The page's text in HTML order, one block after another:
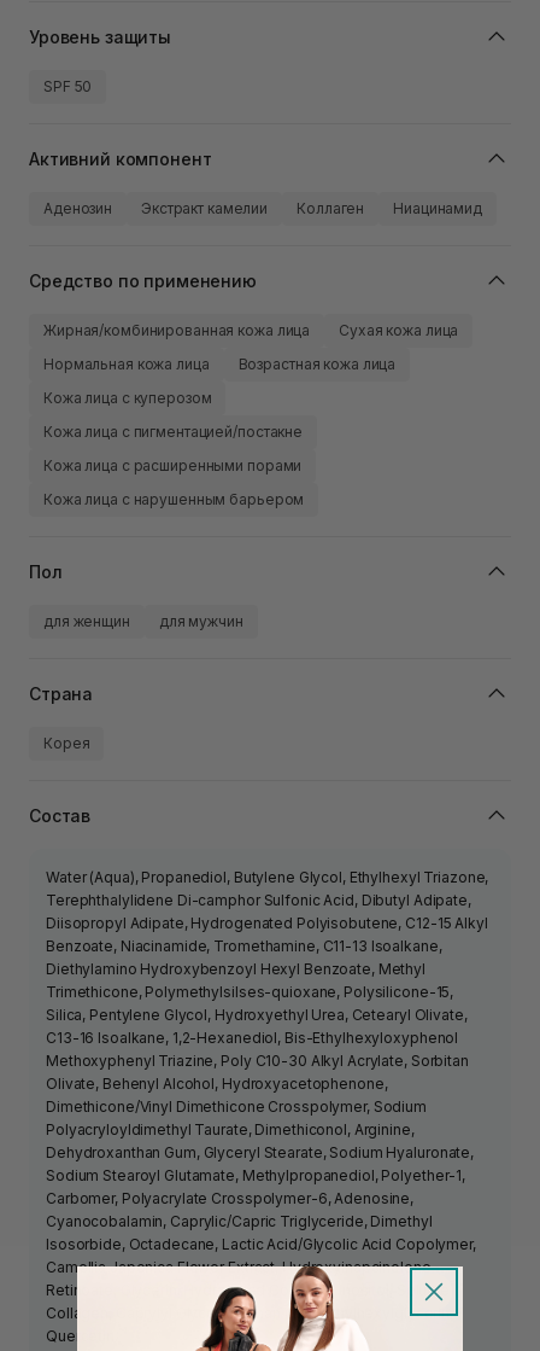
Уровень защиты
SPF 50
Активний компонент
Аденозин Экстракт камелии Коллаген Ниацинамид
Средство по применению
Жирная/комбинированная кожа лица
Сухая кожа лица
Нормальная кожа лица
Возрастная кожа лица
Кожа лица с куперозом
Кожа лица с пигментацией/постакне
Кожа лица с расширенными порами
Кожа лица с нарушенным барьером
Пол
для женщин для мужчин
Страна
Корея
Состав
Water (Aqua), Propanediol, Butylene Glycol, Ethylhexyl Triazone,
Terephthalylidene Di-camphor Sulfonic Acid, Dibutyl Adipate,
Diisopropyl Adipate, Hydrogenated Polyisobutene, C12-15 Alkyl
Benzoate, Niacinamide, Tromethamine, C11-13 Isoalkane,
Diethylamino Hydroxybenzoyl Hexyl Benzoate, Methyl
Trimethicone, Polymethylsilses-quioxane, Polysilicone-15,
Silica, Pentylene Glycol, Hydroxyethyl Urea, Cetearyl Olivate,
C13-16 Isoalkane, 1,2-Hexanediol, Bis-Ethylhexyloxyphenol
Methoxyphenyl Triazine, Poly C10-30 Alkyl Acrylate, Sorbitan
Olivate, Behenyl Alcohol, Hydroxyacetophenone,
Dimethicone/Vinyl Dimethicone Crosspolymer, Sodium
Polyacryloyldimethyl Taurate, Dimethiconol, Arginine,
Dehydroxanthan Gum, Glyceryl Stearate, Sodium Hyaluronate,
Sodium Stearoyl Glutamate, Methylpropanediol, Polyether-1,
Carbomer, Polyacrylate Crosspolymer-6, Adenosine,
Cyanocobalamin, Caprylic/Capric Triglyceride, Dimethyl
Isosorbide, Octadecane, Lactic Acid/Glycolic Acid Copolymer,
Camellia Japonica Flower Extract, Hydroxyinapcinolone
Retinoate, Glycerin, Hydrolyzed Collagen, Inositol, Soluble
Collagen, Caprylyl Glycol, Xanthan Gum, Ethylhexylglycerin,
Quercetin.